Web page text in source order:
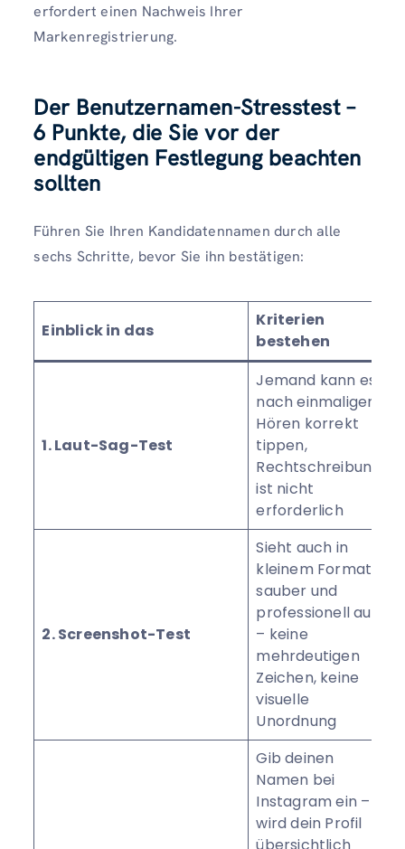
erfordert einen Nachweis Ihrer
Markenregistrierung.
Der Benutzernamen-Stresstest –
6 Punkte, die Sie vor der
endgültigen Festlegung beachten
sollten
Führen Sie Ihren Kandidatennamen durch alle
sechs Schritte, bevor Sie ihn bestätigen:
Einblick in das
Kriterien
bestehen
1. Laut-Sag-Test
Jemand kann es
nach einmaligem
Hören korrekt
tippen,
Rechtschreibung
ist nicht
erforderlich
2. Screenshot-Test
Sieht auch in
kleinem Format
sauber und
professionell aus
– keine
mehrdeutigen
Zeichen, keine
visuelle
Unordnung
Gib deinen
Namen bei
Instagram ein –
wird dein Profil
übersichtlich